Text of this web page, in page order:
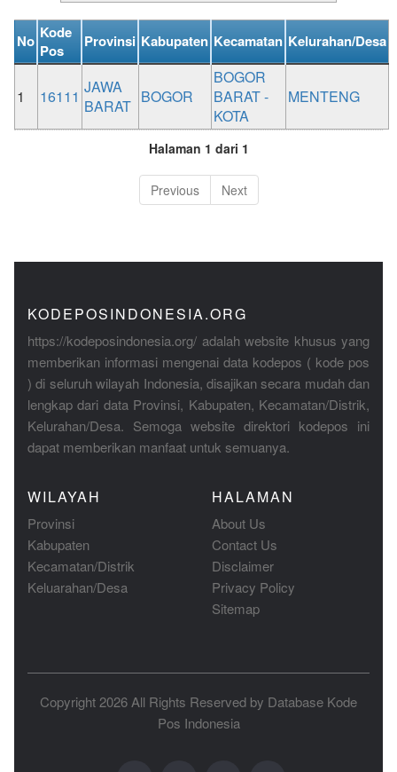
No Kode
Pos
Provinsi Kabupaten Kecamatan Kelurahan/Desa
1 16111 JAWA
BARAT BOGOR
BOGOR
BARAT -
KOTA
MENTENG
Halaman 1 dari 1
Previous Next
KODEPOSINDONESIA.ORG
https://kodeposindonesia.org/ adalah website khusus yang
memberikan informasi mengenai data kodepos ( kode pos
) di seluruh wilayah Indonesia, disajikan secara mudah dan
lengkap dari data Provinsi, Kabupaten, Kecamatan/Distrik,
Kelurahan/Desa. Semoga website direktori kodepos ini
dapat memberikan manfaat untuk semuanya.
WILAYAH
Provinsi
Kabupaten
Kecamatan/Distrik
Keluarahan/Desa
HALAMAN
About Us
Contact Us
Disclaimer
Privacy Policy
Sitemap
Copyright 2026 All Rights Reserved by Database Kode
Pos Indonesia